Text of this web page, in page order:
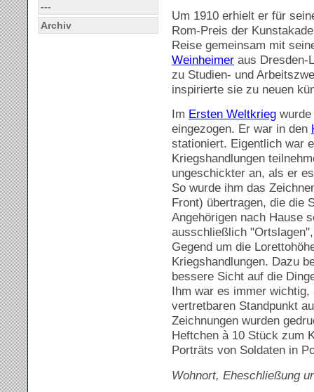
---
Archiv
Um 1910 erhielt er für
Rom-Preis der
Reise gemeinsam mit
Weinheimer aus Dresden-
zu Studien- und
inspirierte sie zu neuen
Im Ersten Weltkrieg
eingezogen. Er war in den
stationiert. Eigentlich war
Kriegshandlungen
ungeschickter an, als er
So wurde ihm das
Front) übertragen, die die
Angehörigen nach Hause
ausschließlich
Gegend um die
Kriegshandlungen. Dazu
bessere Sicht auf die
Ihm war es immer
vertretbaren Standpunkt
Zeichnungen wurden
Heftchen à 10 Stück zum
Porträts von Soldaten in
Wohnort, Eheschließung